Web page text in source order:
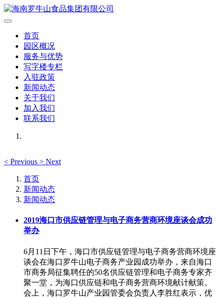
首页
园区概况
服务与优势
写字楼专栏
入驻政策
新闻动态
关于我们
加入我们
联系我们
< Previous > Next
首页
新闻动态
新闻动态
2019海口市供应链管理与电子商务营商环境座谈会成功
举办
6月11日下午，海口市供应链管理与电子商务营商环境座
谈会在海口罗牛山电子商务产业园成功举办，来自海口
市商务局征集聘任的50名供应链管理和电子商务专家齐
聚一堂，为海口供应链和电子商务营商环境献计献策。
会上，海口罗牛山产业园管委会负责人李胜红表示，优